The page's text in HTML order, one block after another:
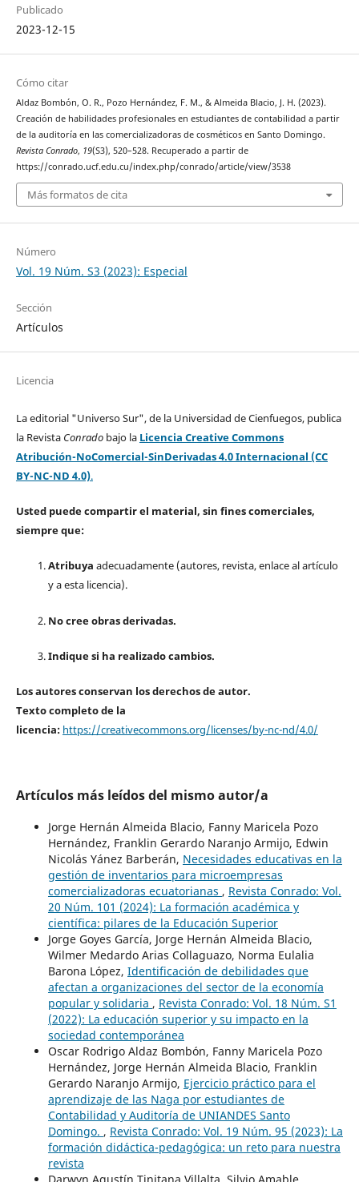
Publicado
2023-12-15
Cómo citar
Aldaz Bombón, O. R., Pozo Hernández, F. M., & Almeida Blacio, J. H. (2023).
Creación de habilidades profesionales en estudiantes de contabilidad a partir
de la auditoría en las comercializadoras de cosméticos en Santo Domingo.
Revista Conrado, 19(S3), 520–528. Recuperado a partir de
https://conrado.ucf.edu.cu/index.php/conrado/article/view/3538
Más formatos de cita
Número
Vol. 19 Núm. S3 (2023): Especial
Sección
Artículos
Licencia
La editorial "Universo Sur", de la Universidad de Cienfuegos, publica
la Revista Conradobajo la Licencia Creative Commons
Atribución-NoComercial-SinDerivadas 4.0 Internacional (CC
BY-NC-ND 4.0).
Usted puede compartir el material, sin fines comerciales,
siempre que:
Atribuya adecuadamente (autores, revista, enlace al artículo
y a esta licencia).
No cree obras derivadas.
Indique si ha realizado cambios.
Los autores conservan los derechos de autor.
Texto completo de la
licencia: https://creativecommons.org/licenses/by-nc-nd/4.0/
Artículos más leídos del mismo autor/a
Jorge Hernán Almeida Blacio, Fanny Maricela Pozo
Hernández, Franklin Gerardo Naranjo Armijo, Edwin
Nicolás Yánez Barberán, Necesidades educativas en la
gestión de inventarios para microempresas
comercializadoras ecuatorianas , Revista Conrado: Vol.
20 Núm. 101 (2024): La formación académica y
científica: pilares de la Educación Superior
Jorge Goyes García, Jorge Hernán Almeida Blacio,
Wilmer Medardo Arias Collaguazo, Norma Eulalia
Barona López, Identificación de debilidades que
afectan a organizaciones del sector de la economía
popular y solidaria , Revista Conrado: Vol. 18 Núm. S1
(2022): La educación superior y su impacto en la
sociedad contemporánea
Oscar Rodrigo Aldaz Bombón, Fanny Maricela Pozo
Hernández, Jorge Hernán Almeida Blacio, Franklin
Gerardo Naranjo Armijo, Ejercicio práctico para el
aprendizaje de las Naga por estudiantes de
Contabilidad y Auditoría de UNIANDES Santo
Domingo. , Revista Conrado: Vol. 19 Núm. 95 (2023): La
formación didáctica-pedagógica: un reto para nuestra
revista
Darwyn Agustín Tinitana Villalta, Silvio Amable